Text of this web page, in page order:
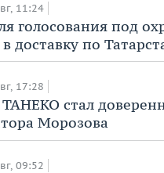
11:24
голосования под
доставку по
17:28
ТАНЕКО стал
Морозова
09:52